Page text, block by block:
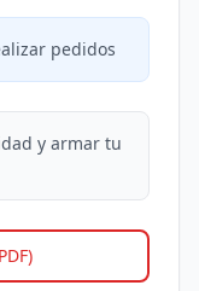
pedidos
y armar tu